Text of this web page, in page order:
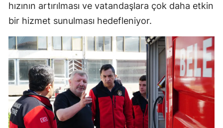
Manisa
Kahramanmaraş
Mardin
Muğla
Muş
hızının artırılması ve vatandaşlara çok daha etkin
bir hizmet sunulması hedefleniyor.